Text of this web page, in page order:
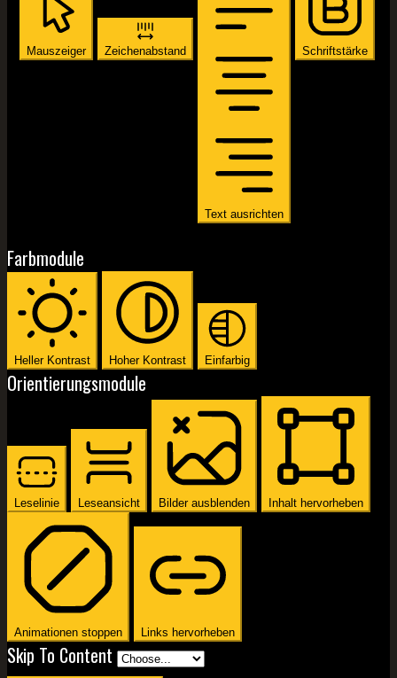
Mauszeiger Zeichenabstand
Text ausrichten
Schriftstärke
Farbmodule
Heller Kontrast Hoher Kontrast Einfarbig
Orientierungsmodule
Leselinie Leseansicht Bilder ausblenden Inhalt hervorheben
Animationen stoppen Links hervorheben
Skip To Content